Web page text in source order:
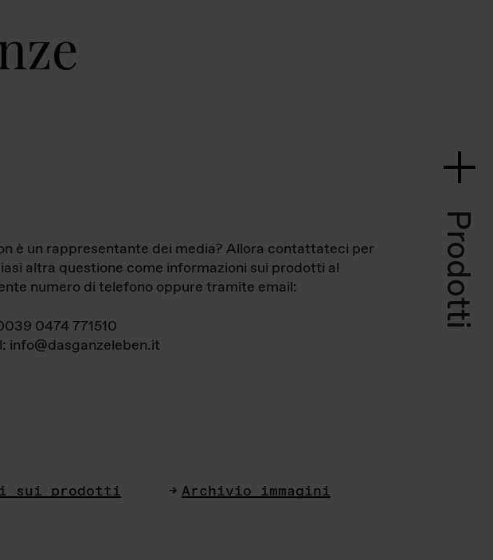
anz
Prodotti
è un rappresentante dei media? Allora contattateci per
altra questione come informazioni sui prodotti al
numero di telefono oppure tramite email:
0474 771510
info@dasganzeleben.it
sui prodotti Archivio immagini